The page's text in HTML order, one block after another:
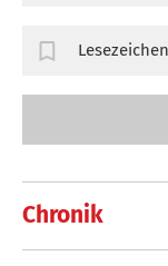
Chronik
Lesezeichen